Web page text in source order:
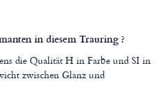
in diesem Trauring ?
die Qualität H in Farbe und SI in
zwischen Glanz und